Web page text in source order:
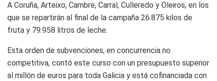
A Coruña, Arteixo, Cambre, Carral, Culleredo y Oleiros, en los
que se repartirán al final de la campaña 26.875 kilos de
fruta y 79.958 litros de leche.
Esta orden de subvenciones, en concurrencia no
competitiva, contó este curso con un presupuesto superior
al millón de euros para toda Galicia y está cofinanciada con